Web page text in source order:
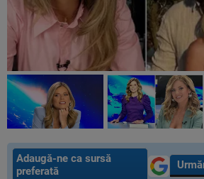
Adaugă-ne ca sursă
preferată